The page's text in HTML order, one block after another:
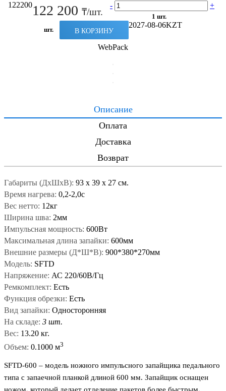
122200122 200 ₸/шт.
- +
1 шт.
шт.
В КОРЗИНУ
2027-08-06KZT
WebPack
Описание
Оплата
Доставка
Возврат
Габариты (ДxШxВ): 93 x 39 x 27 см.
Время нагрева: 0,2-2,0с
Вес нетто: 12кг
Ширина шва: 2мм
Импульсная мощность: 600Вт
Максимальная длина запайки: 600мм
Внешние размеры (Д*Ш*В): 900*380*270мм
Модель: SFTD
Напряжение: АС 220/60В/Гц
Ремкомплект: Есть
Функция обрезки: Есть
Вид запайки: Односторонняя
На складе: 3 шт.
Вес: 13.20 кг.
Объем: 0.1000 м3
SFTD-600 – модель ножного импульсного запайщика педального
типа с запаечной планкой длиной 600 мм. Запайщик оснащен